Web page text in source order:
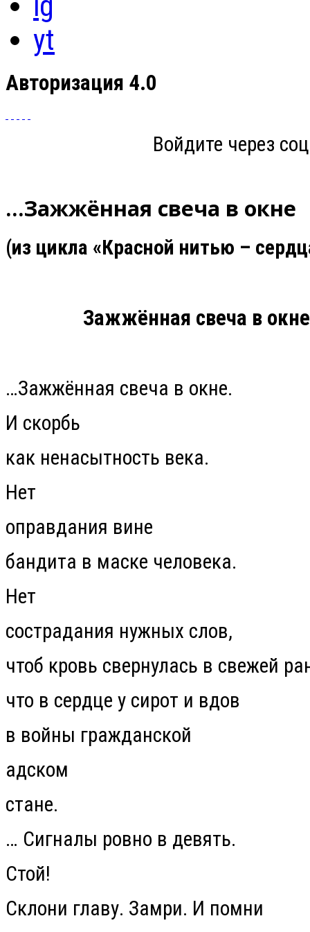
yt
Авторизация 4.0
Войдите через
…Зажжённая свеча в окне
(из цикла «Красной нитью –
Зажжённая свеча в окне
…Зажжённая свеча в окне.
И скорбь
как ненасытность века.
Нет
оправдания вине
бандита в маске человека.
Нет
сострадания нужных слов,
чтоб кровь свернулась в свежей
что в сердце у сирот и вдов
в войны гражданской
адском
стане.
… Сигналы ровно в девять.
Стой!
Склони главу. Замри. И помни